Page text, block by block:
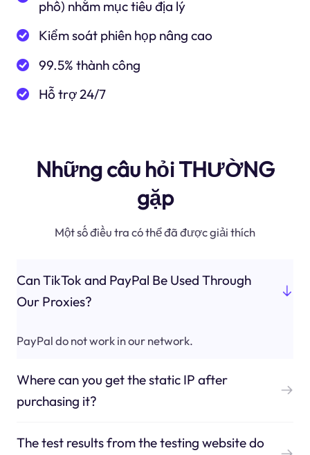
phố) nhắm mục tiêu địa lý
Kiểm soát phiên họp nâng cao
99.5% thành công
Hỗ trợ 24/7
Những câu hỏi THƯỜNG
gặp
Một số điều tra có thể đã được giải thích
Can TikTok and PayPal Be Used Through
Our Proxies?
PayPal do not work in our network.
Where can you get the static IP after
purchasing it?
The test results from the testing website do